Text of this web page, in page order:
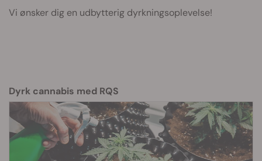
Vi ønsker dig en udbytterig dyrkningsoplevelse!
Dyrk cannabis med RQS